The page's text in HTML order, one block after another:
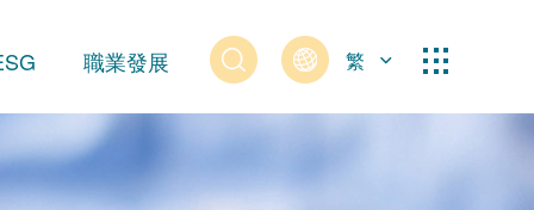
繁 
職業發展